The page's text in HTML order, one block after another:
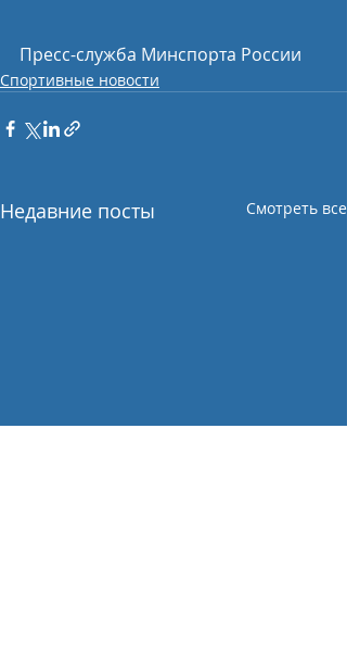
Пресс-служба Минспорта России
Спортивные новости
Недавние посты Смотреть все